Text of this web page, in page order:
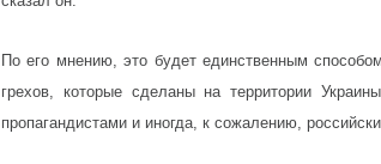
По его мнению, это будет единственным
грехов, которые сделаны на территории
пропагандистами и иногда, к сожалению,